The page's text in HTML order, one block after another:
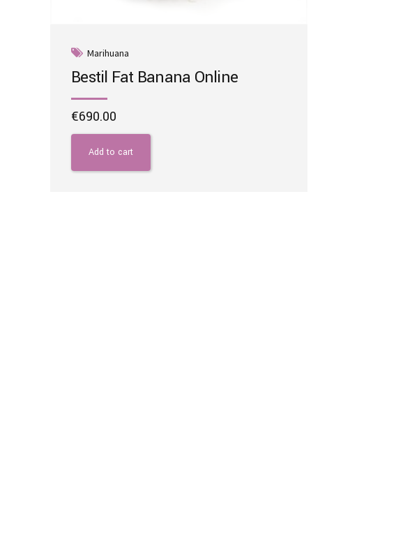
Marihuana
Bestil Fat Banana Online
€690.00
Add to cart